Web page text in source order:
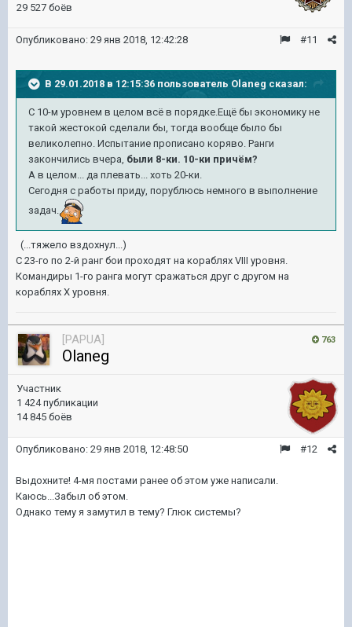
29 527 боёв
#11
Опубликовано: 29 янв 2018, 12:42:28
В 29.01.2018 в 12:15:36 пользователь Olaneg сказал:
С 10-м уровнем в целом всё в порядке.Ещё бы экономику не
такой жестокой сделали бы, тогда вообще было бы
великолепно. Испытание прописано коряво. Ранги
закончились вчера, были 8-ки. 10-ки причём?
А в целом... да плевать... хоть 20-ки.
Сегодня с работы приду, порублюсь немного в выполнение
задач.
(...тяжело вздохнул...)
C 23-го по 2-й ранг бои проходят на кораблях VIII уровня.
Командиры 1-го ранга могут сражаться друг с другом на
кораблях X уровня.
763
[PAPUA]
Olaneg
Участник
1 424 публикации
14 845 боёв
#12
Опубликовано: 29 янв 2018, 12:48:50
Выдохните! 4-мя постами ранее об этом уже написали.
Каюсь...Забыл об этом.
Однако тему я замутил в тему? Глюк системы?